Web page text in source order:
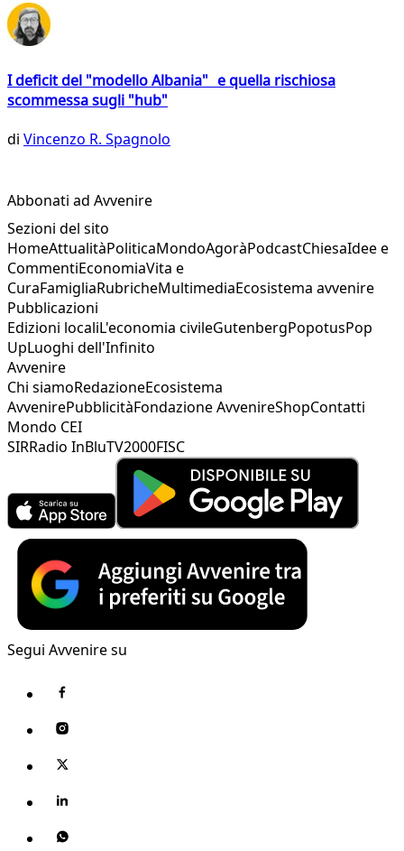
I deficit del "modello Albania" e quella rischiosa
scommessa sugli "hub"
di Vincenzo R. Spagnolo
Abbonati ad Avvenire
Sezioni del sito
HomeAttualitàPoliticaMondoAgoràPodcastChiesaIdee e
CommentiEconomiaVita e
CuraFamigliaRubricheMultimediaEcosistema avvenire
Pubblicazioni
Edizioni localiL'economia civileGutenbergPopotusPop
UpLuoghi dell'Infinito
Avvenire
Chi siamoRedazioneEcosistema
AvvenirePubblicitàFondazione AvvenireShopContatti
Mondo CEI
SIRRadio InBluTV2000FISC
Segui Avvenire su